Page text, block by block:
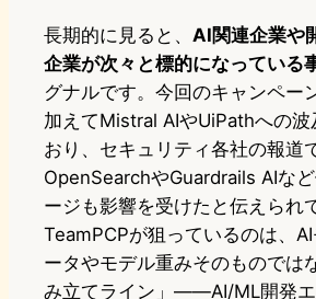
長期的に見ると、 AI関連企業や
企業が次々と標的になっている
グナルです。今回のキャンペー
加えてMistral AIやUiPathへの波
おり、セキュリティ各社の報道
OpenSearchやGuardrails AIな
ージも影響を受けたと伝えられ
TeamPCPが狙っているのは、
ータやモデル重みそのものでは
み立てライン」——AI/ML開発